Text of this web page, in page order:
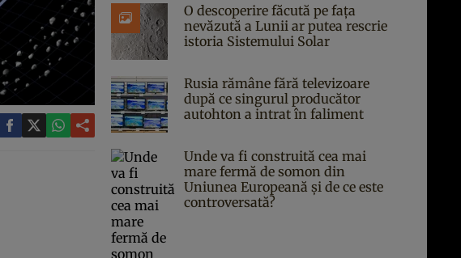
O descoperire făcută pe fața
nevăzută a Lunii ar putea rescrie
istoria Sistemului Solar
Rusia rămâne fără televizoare
după ce singurul producător
autohton a intrat în faliment
Unde va fi construită cea mai
mare fermă de somon din
Uniunea Europeană și de ce este
controversată?